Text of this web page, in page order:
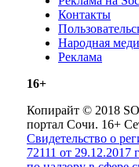
Контакты
Народная
Реклама
16+
Копирайт © 2018
портал Сочи. 16+
Свидетельство о
72111 от